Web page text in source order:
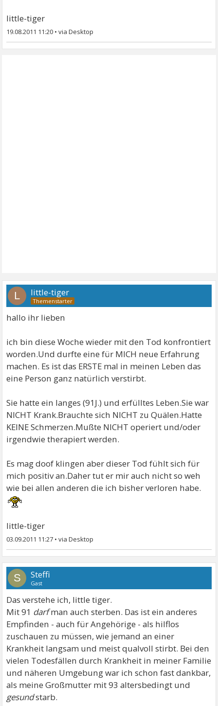
little-tiger
19.08.2011 11:20 •
L little-tiger
hallo ihr lieben
ich bin diese Woche wieder mit den Tod konfrontiert
worden.Und durfte eine für MICH neue Erfahrung
machen. Es ist das ERSTE mal in meinen Leben das
eine Person ganz natürlich verstirbt.
Sie hatte ein langes (91J.) und erfülltes Leben.Sie war
NICHT Krank.Brauchte sich NICHT zu Quälen.Hatte
KEINE Schmerzen.Mußte NICHT operiert und/oder
irgendwie therapiert werden.
Es mag doof klingen aber dieser Tod fühlt sich für
mich positiv an.Daher tut er mir auch nicht so weh
wie bei allen anderen die ich bisher verloren habe.
little-tiger
03.09.2011 11:27 •
S Steffi
Gast
Das verstehe ich, little tiger.
Mit 91 darfman auch sterben. Das ist ein anderes
Empfinden - auch für Angehörige - als hilflos
zuschauen zu müssen, wie jemand an einer
Krankheit langsam und meist qualvoll stirbt. Bei den
vielen Todesfällen durch Krankheit in meiner Familie
und näheren Umgebung war ich schon fast dankbar,
als meine Großmutter mit 93 altersbedingt und
gesundstarb.